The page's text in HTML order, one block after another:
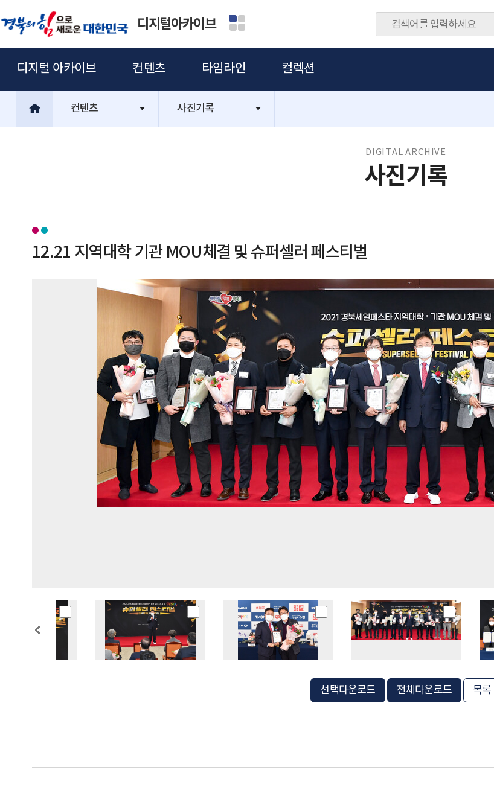
디지털아카이브
디지털 아카이브 컨텐츠 타임라인 컬렉션
컨텐츠 사진기록
DIGITAL ARCHIVE
사진기록
12.21 지역대학 기관 MOU체결 및 슈퍼셀러 페스티벌
선택다운로드 전체다운로드 목록